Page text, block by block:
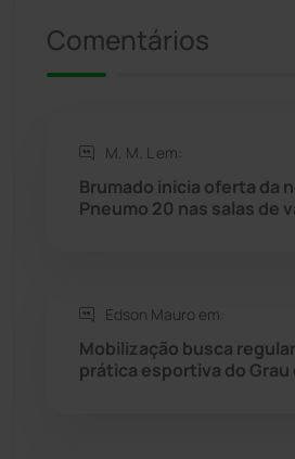
Riacho de Santana
Rio de Contas
Rio do Antônio
Saúde
Seabra
Comentários
M. M. L em:
Brumado inicia oferta da
Pneumo 20 nas salas de
Edson Mauro em:
Mobilização busca
prática esportiva do Grau